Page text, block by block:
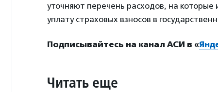
уточняют перечень расходов, на
уплату страховых взносов в
Подписывайтесь на канал АСИ в «
Читать еще